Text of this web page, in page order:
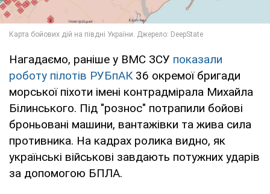
Нагадаємо, раніше у ВМС ЗСУ показали
роботу пілотів РУБпАК36 окремої бригади
морської піхоти імені контрадмірала Михайла
Білинського. Під "рознос" потрапили бойові
броньовані машини, вантажівки та жива сила
противника. На кадрах ролика видно, як
українські військові завдають потужних ударів
за допомогою БПЛА.